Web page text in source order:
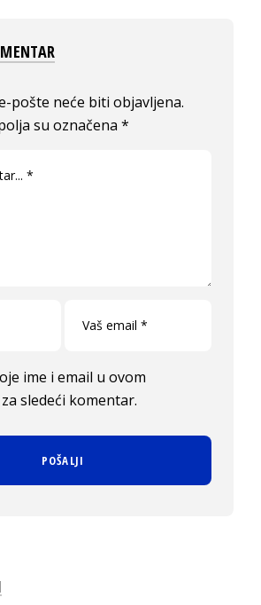
pošte neće biti objavljena.
su označena*
ime i email u ovom
sledeći komentar.